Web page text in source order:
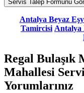
Antalya Beyaz
Tamircisi Antalya
Regal Bulaşık
Mahallesi
Yorumlarınız